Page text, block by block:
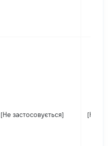
[Не застосовується] [Не